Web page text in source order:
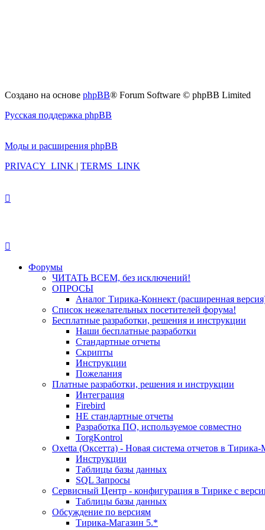
Создано на основе phpBB® Forum Software © phpBB Limited
Русская поддержка phpBB
Моды и расширения phpBB
PRIVACY_LINK | TERMS_LINK
Форумы
ЧИТАТЬ ВСЕМ, без исключений!
ОПРОСЫ
Аналог Тирика-Коннект (расширенная
Список нежелательных посетителей форума!
Бесплатные разработки, решения и инструкции
Наши бесплатные разработки
Стандартные отчеты
Скрипты
Инструкции
Пожелания
Платные разработки, решения и инструкции
Интеграция
Firebird
НЕ стандартные отчеты
Разработка ПО, используемое совместно
TorgKontrol
Oxetta (Оксетта) - Новая система отчетов в Тирика-
Инструкции
Таблицы базы данных
SQL Запросы
Сервисный Центр - конфигурация в Тирике с
Таблицы базы данных
Обсуждение по версиям
Тирика-Магазин 5.*